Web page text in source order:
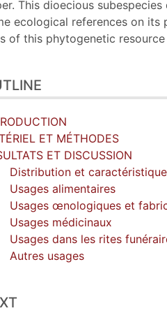
This dioecious
ecological references on its
of this phytogenetic
ET MÉTHODES
ET DISCUSSION
Distribution et
Usages alimentaires
Usages œnologiques et
Usages médicinaux
Usages dans les rites
Autres usages